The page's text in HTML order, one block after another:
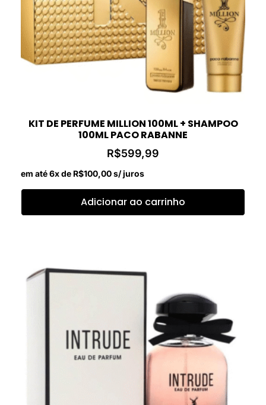
KIT DE PERFUME MILLION 100ML + SHAMPOO
100ML PACO RABANNE
R$599,99
em até 6x de R$100,00s/ juros
Adicionar ao carrinho